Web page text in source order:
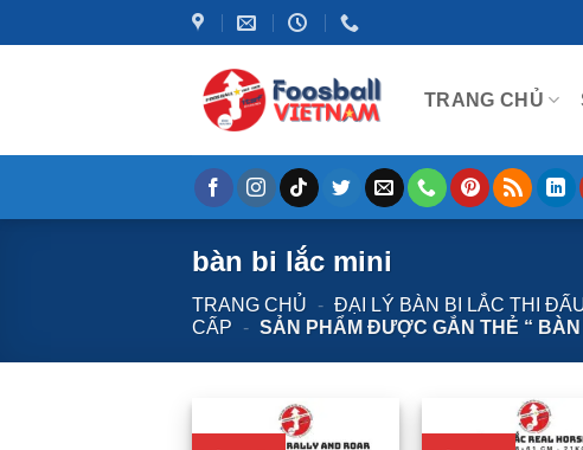
qua
TRANG CHỦ
bàn bi lắc mini
TRANG CHỦ - ĐẠI LÝ BÀN BI LẮC THI
CẤP
- SẢN PHẨM ĐƯỢC GẮN THẺ “ BÀN